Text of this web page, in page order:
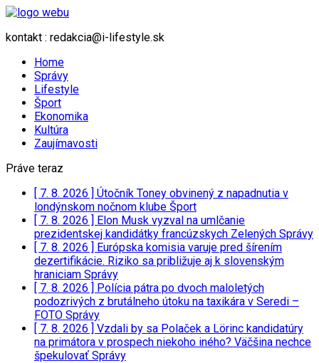
kontakt : redakcia@i-lifestyle.sk
Home
Správy
Lifestyle
Šport
Ekonomika
Kultúra
Zaujímavosti
Práve teraz
[ 7. 8. 2026 ] Útočník Toney obvinený z napadnutia v
londýnskom nočnom klube Šport
[ 7. 8. 2026 ] Elon Musk vyzval na umlčanie
prezidentskej kandidátky francúzskych Zelených Správy
[ 7. 8. 2026 ] Európska komisia varuje pred šírením
dezertifikácie. Riziko sa približuje aj k slovenským
hraniciam Správy
[ 7. 8. 2026 ] Polícia pátra po dvoch maloletých
podozrivých z brutálneho útoku na taxikára v Seredi –
FOTO Správy
[ 7. 8. 2026 ] Vzdali by sa Polaček a Lörinc kandidatúry
na primátora v prospech niekoho iného? Väčšina nechce
špekulovať Správy